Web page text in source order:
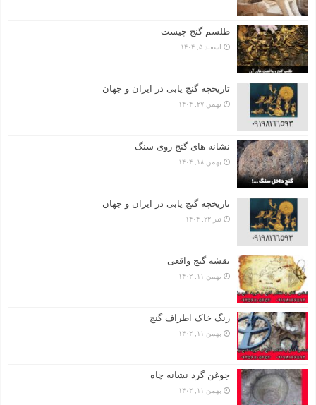
طلسم گنج چیست
اسفند ۵, ۱۴۰۴
تاریخچه گنج‌ یابی در ایران و جهان
بهمن ۲۷, ۱۴۰۴
نشانه های گنج روی سنگ
بهمن ۱۸, ۱۴۰۴
تاریخچه گنج‌ یابی در ایران و جهان
تیر ۲۲, ۱۴۰۴
نقشه گنج واقعی
بهمن ۱۱, ۱۴۰۲
رنگ خاک اطراف گنج
بهمن ۱۱, ۱۴۰۲
جوغن گرد نشانه چاه
بهمن ۱۱, ۱۴۰۲